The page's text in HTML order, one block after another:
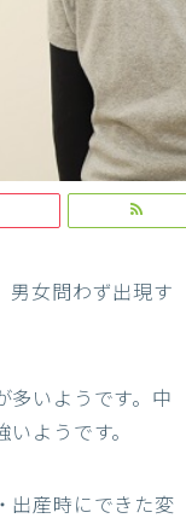
男女問わず出現す
多いようです。中
ようです。
出産時にできた変